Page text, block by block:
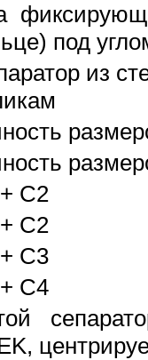
под
из
C2
C2
C3
C4